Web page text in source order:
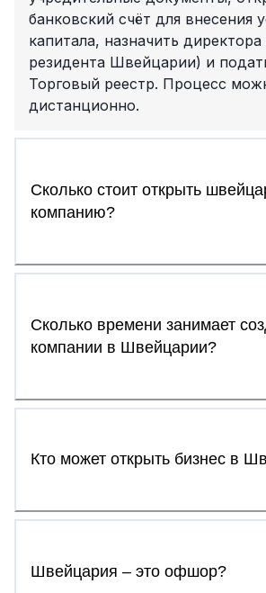
банковский счёт для внесения
капитала, назначить директора
резидента Швейцарии) и
Торговый реестр. Процесс
дистанционно.
Сколько стоит открыть
компанию?
Сколько времени занимает
компании в Швейцарии?
Кто может открыть бизнес в
Швейцария – это офшор?